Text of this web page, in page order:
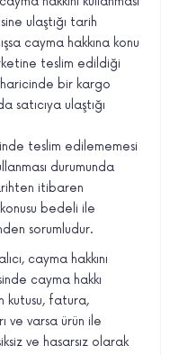
ulaştığı tarih
cayma hakkına konu
teslim edildiği
bir kargo
satıcıya ulaştığı
teslim edilememesi
durumunda
itibaren
bedeli ile
sorumludur.
cayma hakkını
cayma hakkı
kutusu, fatura,
ve varsa ürün ile
ve hasarsız olarak